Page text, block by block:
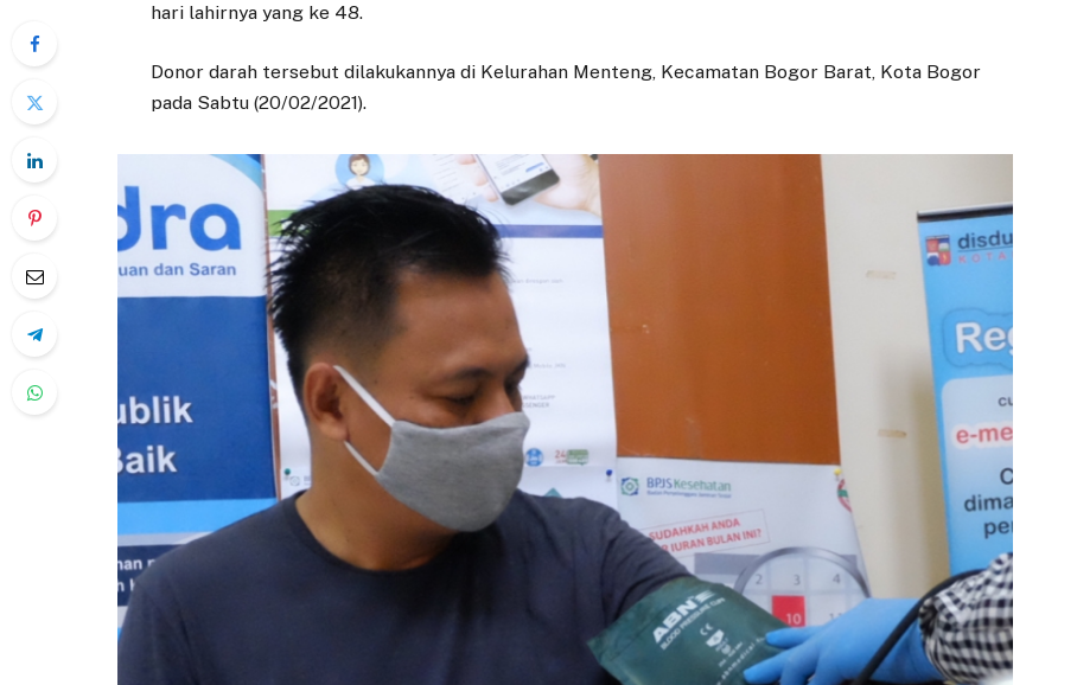
hari lahirnya yang ke 48.
Donor darah tersebut dilakukannya di Kelurahan Menteng, Kecamatan Bogor Barat, Kota Bogor
pada Sabtu (20/02/2021).